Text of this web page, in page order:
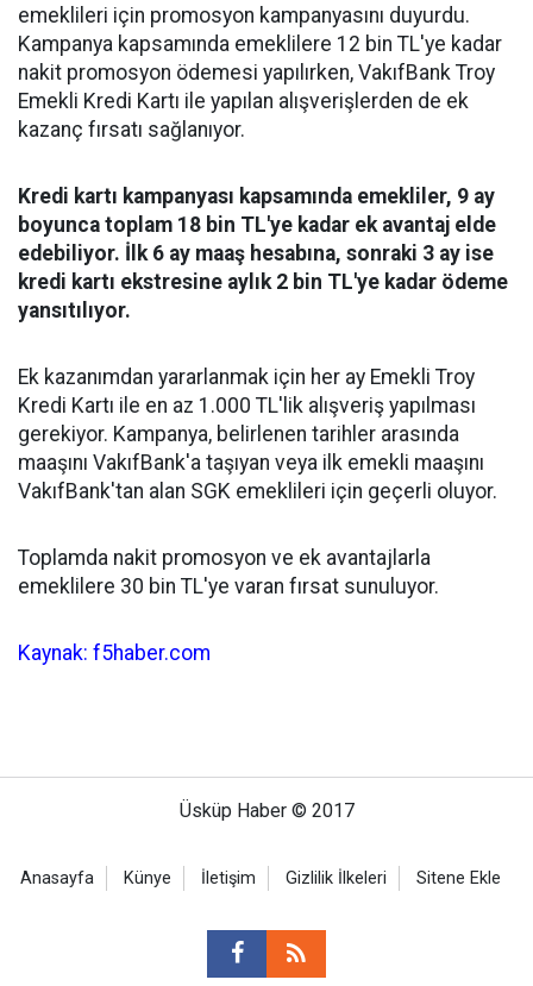
emeklileri için promosyon kampanyasını duyurdu.
Kampanya kapsamında emeklilere 12 bin TL'ye kadar
nakit promosyon ödemesi yapılırken, VakıfBank Troy
Emekli Kredi Kartı ile yapılan alışverişlerden de ek
kazanç fırsatı sağlanıyor.
Kredi kartı kampanyası kapsamında emekliler, 9 ay
boyunca toplam 18 bin TL'ye kadar ek avantaj elde
edebiliyor. İlk 6 ay maaş hesabına, sonraki 3 ay ise
kredi kartı ekstresine aylık 2 bin TL'ye kadar ödeme
yansıtılıyor.
Ek kazanımdan yararlanmak için her ay Emekli Troy
Kredi Kartı ile en az 1.000 TL'lik alışveriş yapılması
gerekiyor. Kampanya, belirlenen tarihler arasında
maaşını VakıfBank'a taşıyan veya ilk emekli maaşını
VakıfBank'tan alan SGK emeklileri için geçerli oluyor.
Toplamda nakit promosyon ve ek avantajlarla
emeklilere 30 bin TL'ye varan fırsat sunuluyor.
Kaynak: f5haber.com
Üsküp Haber © 2017
Anasayfa Künye İletişim Gizlilik İlkeleri Sitene Ekle